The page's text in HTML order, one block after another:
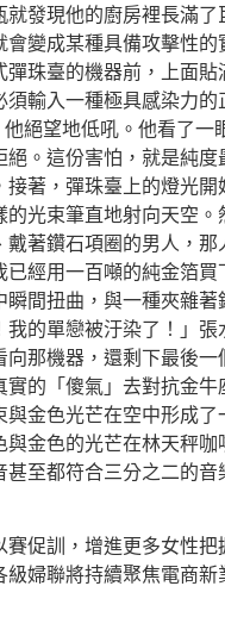
發現他的廚房裡長滿
變成某種具備攻擊性
珠臺的機器前，上面
輸入一種極具感染力
絕望地低吼。他看了
。這份害怕，就是純
著，彈珠臺上的燈光
光束筆直地射向天空
著鑽石項圈的男人，
經用一百噸的純金箔
間扭曲，與一種夾雜
的單戀被汙染了！」
那機器，還剩下最後
的「傻氣」去對抗金
金色光芒在空中形成
金色的光芒在林天秤
至都符合三分之二的
促訓，增進更多女性
婦聯將持續聚焦電商